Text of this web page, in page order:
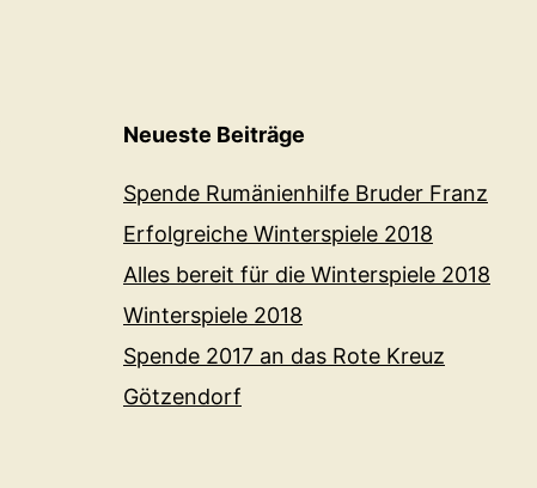
Neueste Beiträge
Spende Rumänienhilfe Bruder Franz
Erfolgreiche Winterspiele 2018
Alles bereit für die Winterspiele 2018
Winterspiele 2018
Spende 2017 an das Rote Kreuz
Götzendorf